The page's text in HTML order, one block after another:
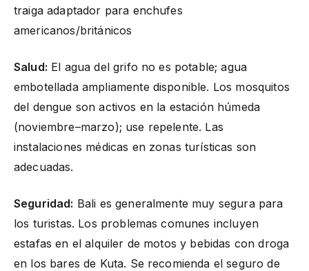
traiga adaptador para enchufes
americanos/británicos
Salud: El agua del grifo no es potable; agua
embotellada ampliamente disponible. Los mosquitos
del dengue son activos en la estación húmeda
(noviembre–marzo); use repelente. Las
instalaciones médicas en zonas turísticas son
adecuadas.
Seguridad: Bali es generalmente muy segura para
los turistas. Los problemas comunes incluyen
estafas en el alquiler de motos y bebidas con droga
en los bares de Kuta. Se recomienda el seguro de